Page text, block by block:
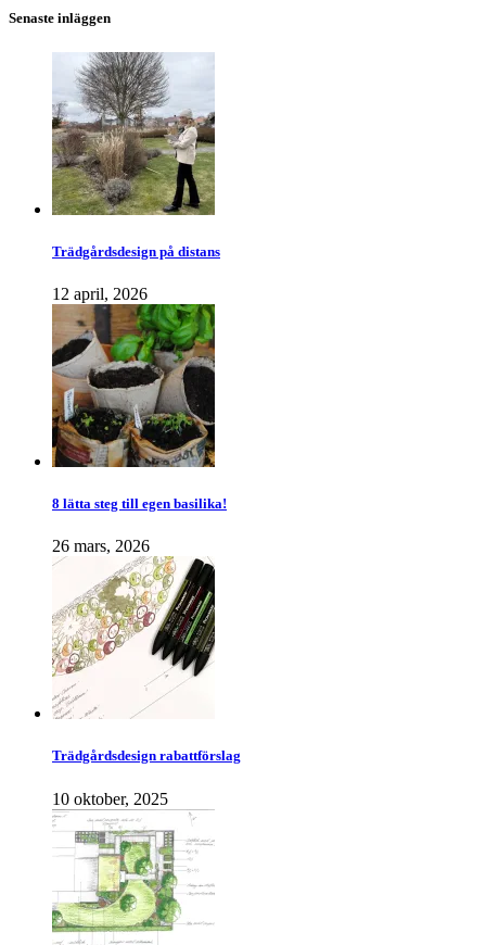
Senaste inläggen
Trädgårdsdesign på distans
12 april, 2026
8 lätta steg till egen basilika!
26 mars, 2026
Trädgårdsdesign rabattförslag
10 oktober, 2025